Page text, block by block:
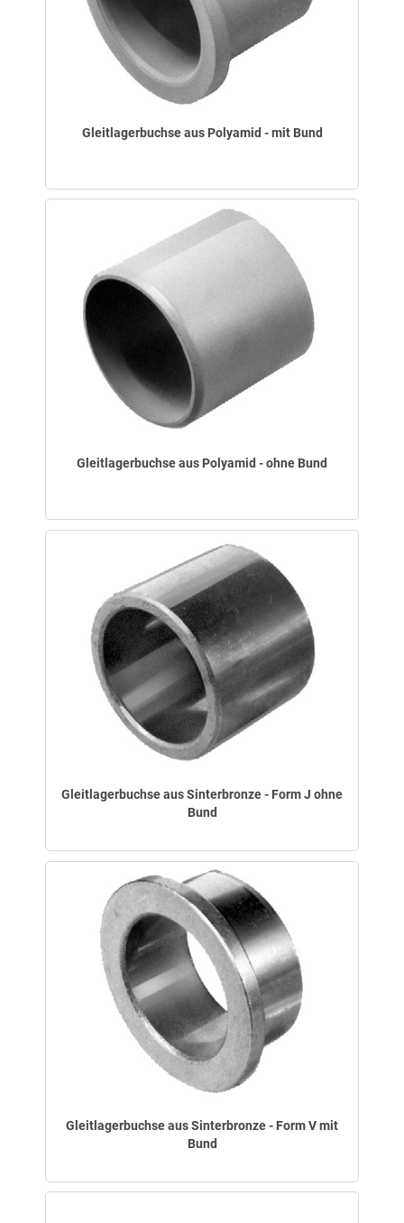
Gleitlagerbuchse aus Polyamid - mit Bund
Gleitlagerbuchse aus Polyamid - ohne Bund
Gleitlagerbuchse aus Sinterbronze - Form J ohne
Bund
Gleitlagerbuchse aus Sinterbronze - Form V mit
Bund